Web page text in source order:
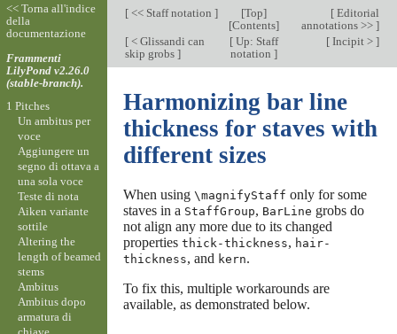
[<< Staff notation ] [Top]
[Contents]
[Editorial
annotations >> ]
[< Glissandi can
skip grobs ]
[ Up: Staff
notation]
[Incipit > ]
Harmonizing bar line
thickness for staves with
different sizes
When using \magnifyStaff only for some
staves in a StaffGroup, BarLine grobs do
not align any more due to its changed
properties thick-thickness, hair-
thickness, and kern.
To fix this, multiple workarounds are
available, as demonstrated below.
<< Torna all'indice
della
documentazione
Frammenti
LilyPond v2.26.0
(stable-branch).
1 Pitches
Un ambitus per
voce
Aggiungere un
segno di ottava a
una sola voce
Teste di nota
Aiken variante
sottile
Altering the
length of beamed
stems
Ambitus
Ambitus dopo
armatura di